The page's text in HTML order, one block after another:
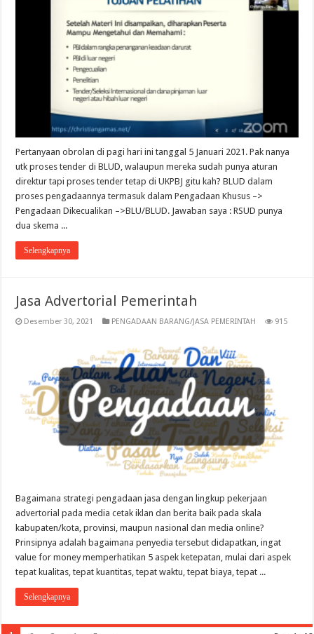
Pertanyaan obrolan di pagi hari ini tanggal 5 Januari 2021. Pak nanya
utk proses tender di BLUD, walaupun mereka sudah punya aturan
direktur tapi proses tender tetap di UKPBJ gitu kah? BLUD dalam
proses pengadaannya termasuk dalam Pengadaan Khusus –>
Pengadaan Dikecualikan –>BLU/BLUD. Jawaban saya : RSUD punya
dua skema ...
Selengkapnya
Jasa Advertorial Pemerintah
Desember 30, 2021 PENGADAAN BARANG/JASA PEMERINTAH 915
Bagaimana strategi pengadaan jasa dengan lingkup pekerjaan
advertorial pada media cetak iklan dan berita baik pada skala
kabupaten/kota, provinsi, maupun nasional dan media online?
Prinsipnya adalah bagaimana penyedia tersebut didapatkan, ingat
value for money memperhatikan 5 aspek ketepatan, mulai dari aspek
tepat kualitas, tepat kuantitas, tepat waktu, tepat biaya, tepat ...
Selengkapnya